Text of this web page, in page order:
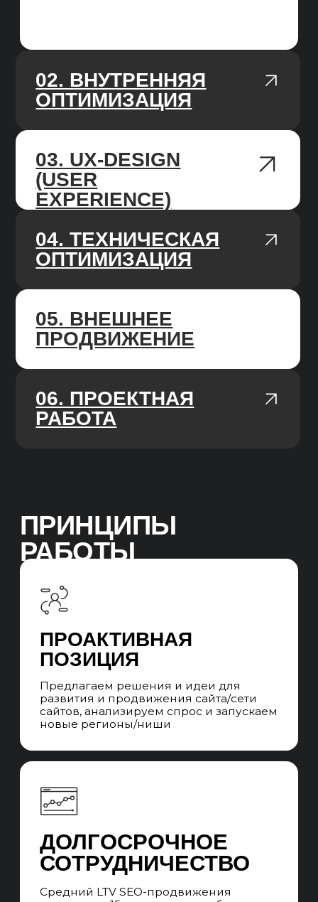
У нас чёткие и гибкие процессы,
работы алгоритмов поисковых систем
Иерхичная структура UNIT-а из команд SEO-
специалистов и SEO-менеджеров. При
уникальных запросах привлекаем
узкопрофильных специалистов на аутсорс.
Система стандартизации качества
и квалификации SEO-специалистов и SEO-
менеджеров. Ротация без потери качества
на проектах, в случае отпусков, больничных
и увольнений специалистов.
Во время сотрудничества вы
взаимодействуете с SEO-менеджером,
который говорит с вами на языке бизнеса,
превращает цели в задачи, которые выполняет
команда специалистов и контролирует сроки
выполнения. Забираем работу всех
подрядчиков, которые нужны для SEO-
продвижения.
ПРОЕКТНАЯ SEO-
КОМАНДА